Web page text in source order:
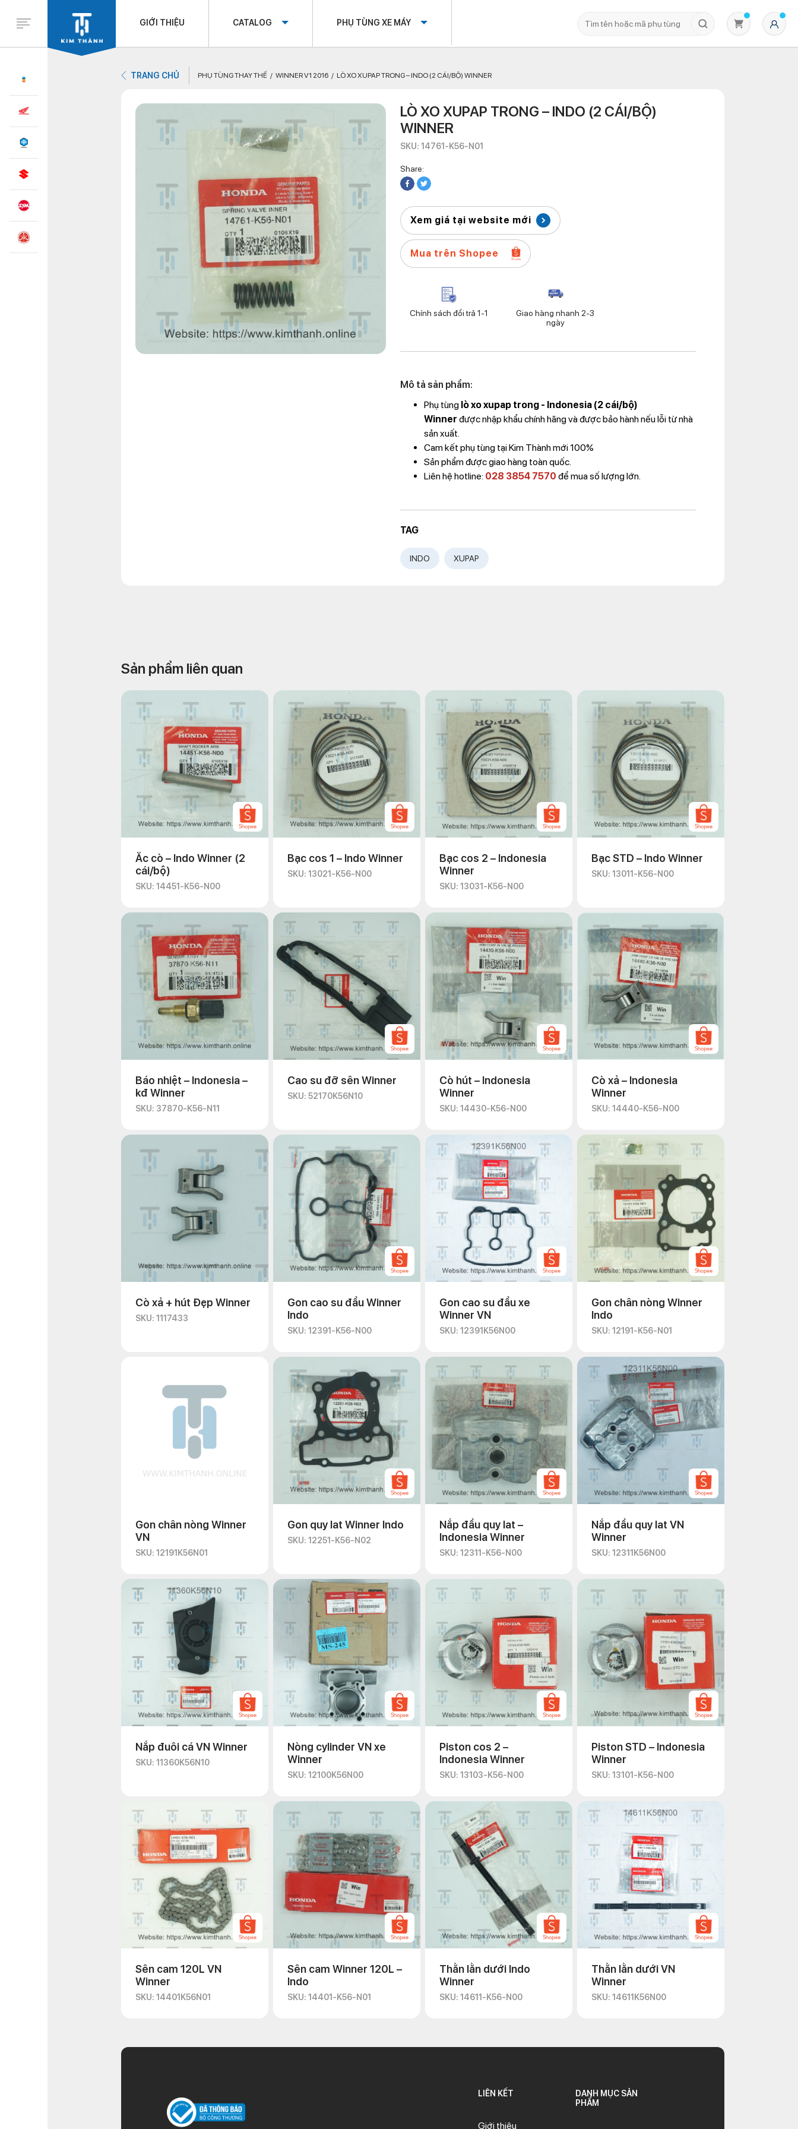
GIỚI THIỆU CATALOG PHỤ TÙNG XE MÁY
TRANG CHỦ PHỤ TÙNG THAY THẾ WINNER V1 2016 LÒ XO XUPAP TRONG – INDO (2 CÁI/BỘ) WINNER
LÒ XO XUPAP TRONG – INDO (2 CÁI/BỘ)
WINNER
SKU: 14761-K56-N01
Share:
Xem giá tại website mới
Mua trên Shopee
Chính sách đổi trả 1-1
Giao hàng nhanh 2-3
ngày
Mô tả sản phẩm:
Phụ tùng lò xo xupap trong - Indonesia (2 cái/bộ)
Winner được nhập khẩu chính hãng và được bảo hành nếu lỗi từ nhà
sản xuất.
Cam kết phụ tùng tại Kim Thành mới 100%
Sản phẩm được giao hàng toàn quốc.
Liên hệ hotline: 028 3854 7570 để mua số lượng lớn.
TAG
INDO XUPAP
Sản phẩm liên quan
Ắc cò – Indo Winner (2
cái/bộ)
SKU: 14451-K56-N00
Bạc cos 1 – Indo Winner
SKU: 13021-K56-N00
Bạc cos 2 – Indonesia
Winner
SKU: 13031-K56-N00
Bạc STD – Indo Winner
SKU: 13011-K56-N00
Báo nhiệt – Indonesia –
kđ Winner
SKU: 37870-K56-N11
Cao su đỡ sên Winner
SKU: 52170K56N10
Cò hút – Indonesia
Winner
SKU: 14430-K56-N00
Cò xả – Indonesia
Winner
SKU: 14440-K56-N00
Cò xả + hút Đẹp Winner
SKU: 1117433
Gon cao su đầu Winner
Indo
SKU: 12391-K56-N00
Gon cao su đầu xe
Winner VN
SKU: 12391K56N00
Gon chân nòng Winner
Indo
SKU: 12191-K56-N01
Gon chân nòng Winner
VN
SKU: 12191K56N01
Gon quy lat Winner Indo
SKU: 12251-K56-N02
Nắp đầu quy lat –
Indonesia Winner
SKU: 12311-K56-N00
Nắp đầu quy lat VN
Winner
SKU: 12311K56N00
Nắp đuôi cá VN Winner
SKU: 11360K56N10
Nòng cylinder VN xe
Winner
SKU: 12100K56N00
Piston cos 2 –
Indonesia Winner
SKU: 13103-K56-N00
Piston STD – Indonesia
Winner
SKU: 13101-K56-N00
Sên cam 120L VN
Winner
SKU: 14401K56N01
Sên cam Winner 120L –
Indo
SKU: 14401-K56-N01
Thằn lằn dưới Indo
Winner
SKU: 14611-K56-N00
Thằn lằn dưới VN
Winner
SKU: 14611K56N00
LIÊN KẾT
Giới thiệu
DANH MỤC SẢN
PHẨM